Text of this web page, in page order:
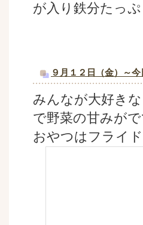
が入り鉄分たっぷ
９月１２日（金）～今
みんなが大好き
で野菜の甘みが
おやつはフライ